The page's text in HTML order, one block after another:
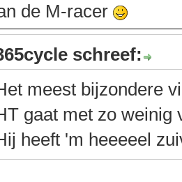
de M-racer
schreef:
meest bijzondere
gaat met zo weinig
heeft 'm heeeeel